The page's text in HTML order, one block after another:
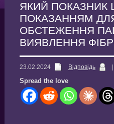
ЯКИЙ ПОКАЗНИК
ПОКАЗАННЯМ
ОБСТЕЖЕННЯ
ВИЯВЛЕННЯ
23.02.2024 Відповідь
Spread the love